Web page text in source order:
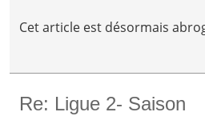
Cet article est désormais
Re: Ligue 2- Saison